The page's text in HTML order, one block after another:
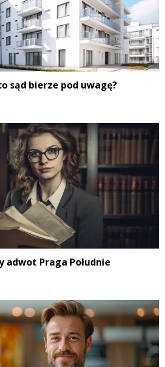
sąd bierze pod uwagę?
adwot Praga Południe